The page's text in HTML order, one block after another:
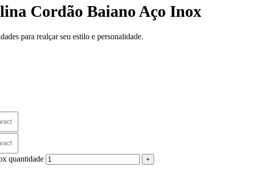
Cordão Baiano Aço Inox
para realçar seu estilo e personalidade.
quantidade